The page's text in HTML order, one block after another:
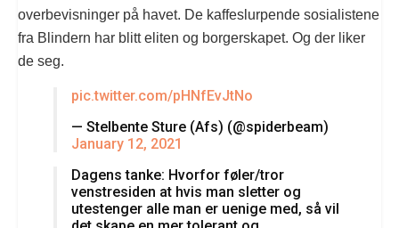
overbevisninger på havet. De kaffeslurpende sosialistene
fra Blindern har blitt eliten og borgerskapet. Og der liker
de seg.
pic.twitter.com/pHNfEvJtNo
— Stelbente Sture (Afs) (@spiderbeam)
January 12, 2021
Dagens tanke: Hvorfor føler/tror
venstresiden at hvis man sletter og
utestenger alle man er uenige med, så vil